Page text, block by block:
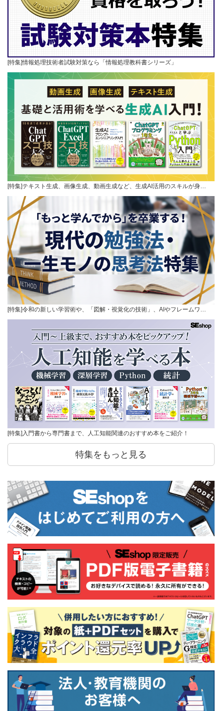
[特集]情報処理技術者試験対策なら「情報処理教科書シリーズ」
[特集]テキスト生成、画像生成、動画生成など、生成AI活用のスキルが身…
[特集]令和の新しい学習術や、「図解・視覚化の技術」、AIやフレームワ…
[特集]入門書から専門書まで、人工知能関連のおすすめ本をご紹介！
特集をもっと見る